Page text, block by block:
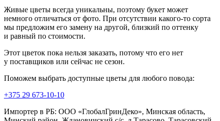
Живые цветы всегда уникальны, поэтому букет может
немного отличаться от фото. При отсутствии какого-то сорта
мы предложим его замену на другой, близкий по оттенку
и равный по стоимости.
Этот цветок пока нельзя заказать, потому что его нет
у поставщиков или сейчас не сезон.
Поможем выбрать доступные цветы для любого повода:
+375 29 673-10-10
Импортер в РБ: ООО «ГлобалГринДеко», Минская область,